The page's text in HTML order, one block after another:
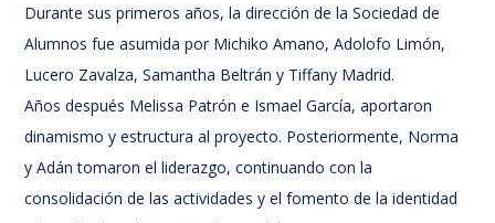
Durante sus primeros años, la dirección de la Sociedad de
Alumnos fue asumida por Michiko Amano, Adolofo Limón,
Lucero Zavalza, Samantha Beltrán y Tiffany Madrid.
Años después Melissa Patrón e Ismael García, aportaron
dinamismo y estructura al proyecto. Posteriormente, Norma
y Adán tomaron el liderazgo, continuando con la
consolidación de las actividades y el fomento de la identidad